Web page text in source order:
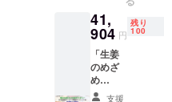
フォー
ムする
壁紙
で、A4
サイズ
の織物
調サン
ンチ
ガー
リック
のめざ
め
Premiu
m」サ
41,
904 円
残り
100
「生姜
のめざ
め
Premiu
支援